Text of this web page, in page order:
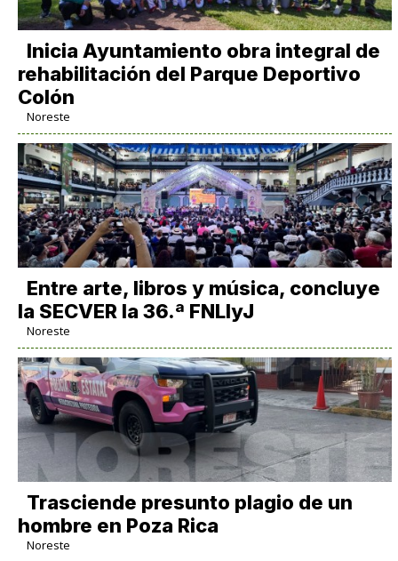
Inicia Ayuntamiento obra integral de
rehabilitación del Parque Deportivo
Colón
Noreste
Entre arte, libros y música, concluye
la SECVER la 36.ª FNLIyJ
Noreste
Trasciende presunto plagio de un
hombre en Poza Rica
Noreste